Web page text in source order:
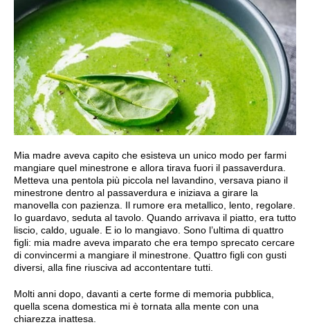
Mia madre aveva capito che esisteva un unico modo per farmi
mangiare quel minestrone e allora tirava fuori il passaverdura.
Metteva una pentola più piccola nel lavandino, versava piano il
minestrone dentro al passaverdura e iniziava a girare la
manovella con pazienza. Il rumore era metallico, lento, regolare.
Io guardavo, seduta al tavolo. Quando arrivava il piatto, era tutto
liscio, caldo, uguale. E io lo mangiavo. Sono l’ultima di quattro
figli: mia madre aveva imparato che era tempo sprecato cercare
di convincermi a mangiare il minestrone. Quattro figli con gusti
diversi, alla fine riusciva ad accontentare tutti.
Molti anni dopo, davanti a certe forme di memoria pubblica,
quella scena domestica mi è tornata alla mente con una
chiarezza inattesa.